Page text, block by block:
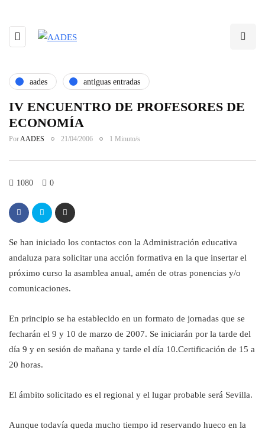
aades antiguas entradas
IV ENCUENTRO DE PROFESORES DE
ECONOMÍA
PorAADES 21/04/2006 1 Minuto/s
1080 0
Se han iniciado los contactos con la Administración educativa
andaluza para solicitar una acción formativa en la que insertar el
próximo curso la asamblea anual, amén de otras ponencias y/o
comunicaciones.
En principio se ha establecido en un formato de jornadas que se
fecharán el 9 y 10 de marzo de 2007. Se iniciarán por la tarde del
día 9 y en sesión de mañana y tarde el día 10.Certificación de 15 a
20 horas.
El ámbito solicitado es el regional y el lugar probable será Sevilla.
Aunque todavía queda mucho tiempo id reservando hueco en la